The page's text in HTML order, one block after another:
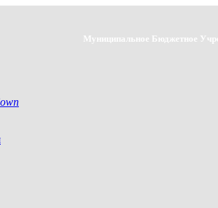
Муниципальное Бюджетное